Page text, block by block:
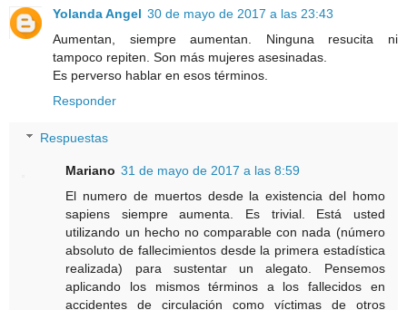
Yolanda Angel 30 de mayo de 2017 a las 23:43
Aumentan, siempre aumentan. Ninguna resucita ni
tampoco repiten. Son más mujeres asesinadas.
Es perverso hablar en esos términos.
Responder
Respuestas
Mariano 31 de mayo de 2017 a las 8:59
El numero de muertos desde la existencia del homo
sapiens siempre aumenta. Es trivial. Está usted
utilizando un hecho no comparable con nada (número
absoluto de fallecimientos desde la primera estadística
realizada) para sustentar un alegato. Pensemos
aplicando los mismos términos a los fallecidos en
accidentes de circulación como víctimas de otros